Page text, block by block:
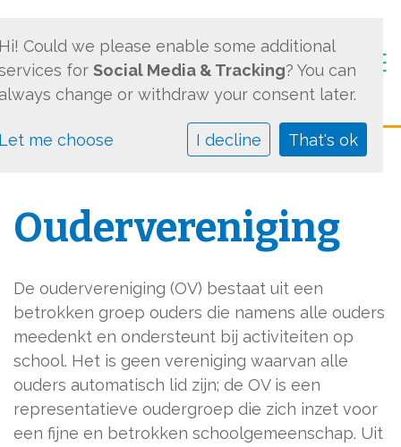
Oudervereniging
De oudervereniging (OV) bestaat uit een
betrokken groep ouders die namens alle ouders
meedenkt en ondersteunt bij activiteiten op
school. Het is geen vereniging waarvan alle
ouders automatisch lid zijn; de OV is een
representatieve oudergroep die zich inzet voor
een fijne en betrokken schoolgemeenschap. Uit
Could we please enable some additional
for Social Media & Tracking? You can
change or withdraw your consent later.
me choose I decline That's ok